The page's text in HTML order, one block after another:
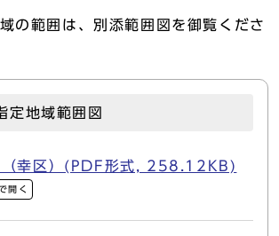
の範囲は、別添範囲図を御覧くださ
定地域範囲図
（幸区）(PDF形式, 258.12KB)
開く